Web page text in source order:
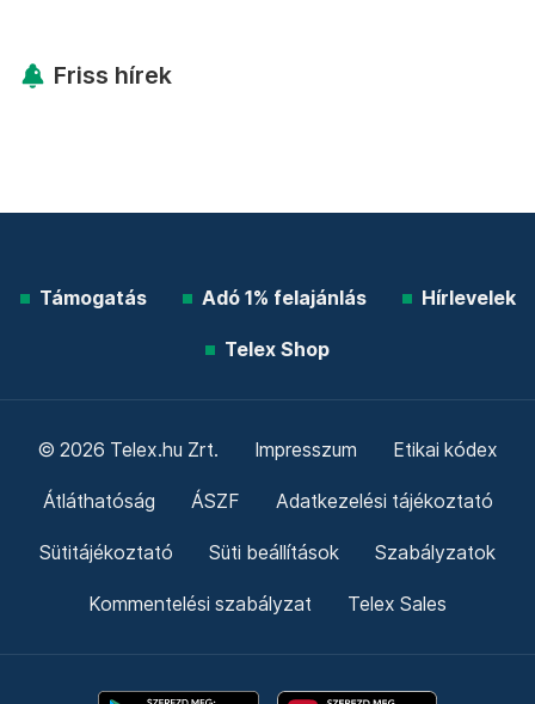
Friss hírek
Támogatás Adó 1% felajánlás Hírlevelek
Telex Shop
© 2026 Telex.hu Zrt. Impresszum Etikai kódex
Átláthatóság ÁSZF Adatkezelési tájékoztató
Sütitájékoztató Süti beállítások Szabályzatok
Kommentelési szabályzat Telex Sales